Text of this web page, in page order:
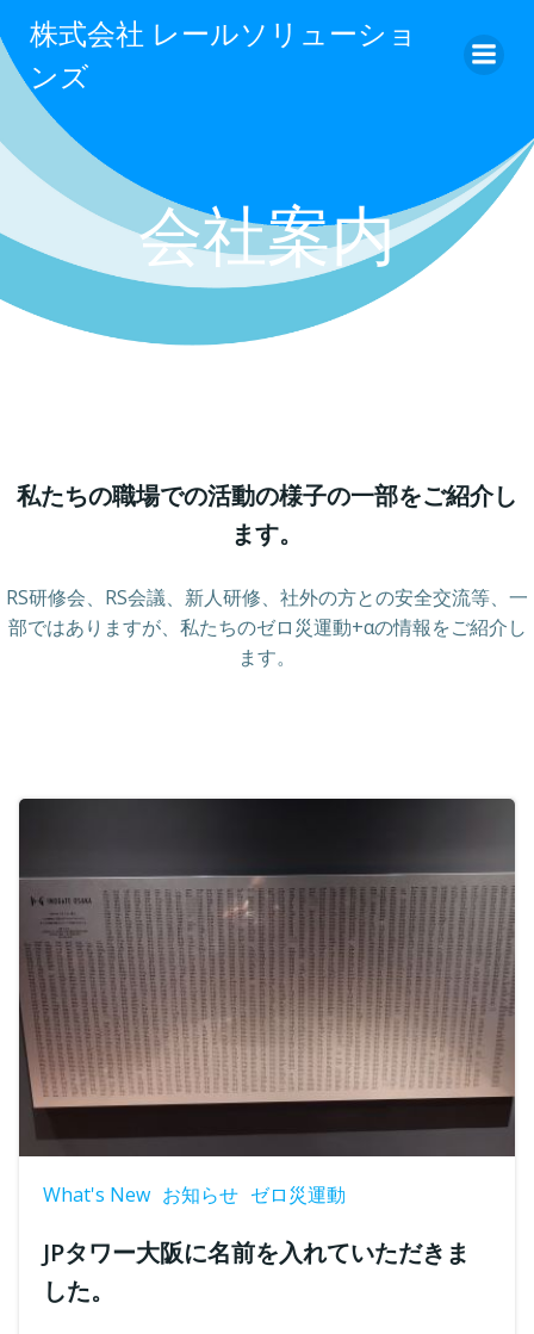
ン
キ
ッ
プ
株式会社 レールソリューショ
ンズ
会社案内
私たちの職場での活動の様子の一部をご紹介し
ます。
RS研修会、RS会議、新人研修、社外の方との安全交流等、一
部ではありますが、私たちのゼロ災運動+αの情報をご紹介し
ます。
What's New お知らせ ゼロ災運動
JPタワー大阪に名前を入れていただきま
した。